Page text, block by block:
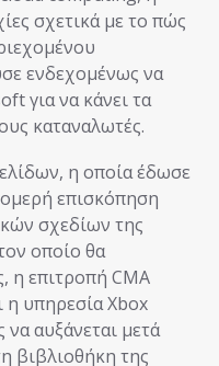
σχετικά με το πώς
ενδεχομένως να
για να κάνει τα
καταναλωτές.
η οποία έδωσε
επισκόπηση
σχεδίων της
οποίο θα
η επιτροπή CMA
η υπηρεσία Xbox
να αυξάνεται μετά
βιβλιοθήκη της